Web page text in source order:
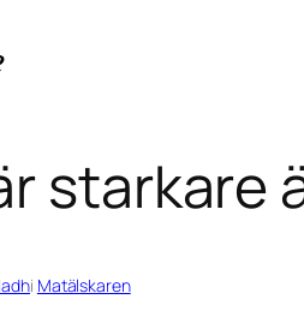
starkare
i Matälskaren